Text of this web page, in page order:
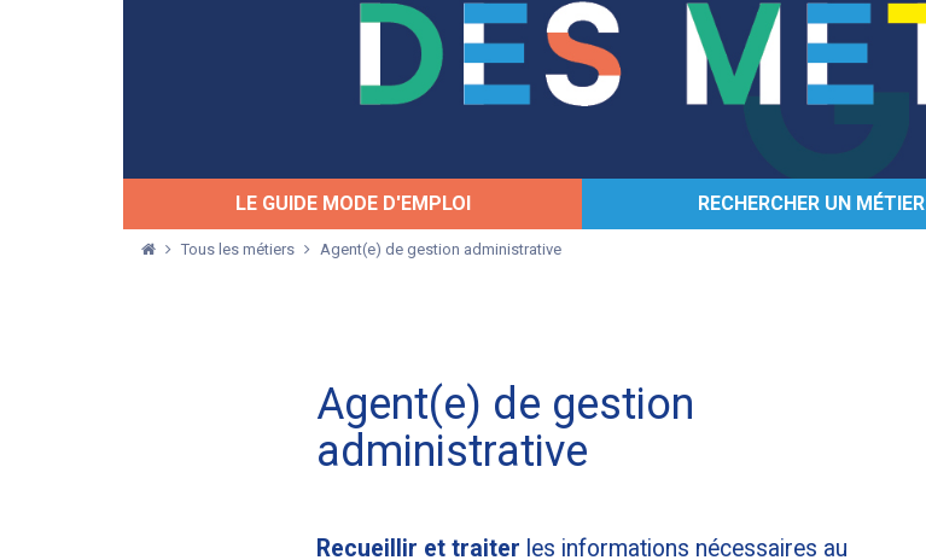
LE GUIDE MODE D'EMPLOI RECHERCHER UN MÉTIER
Tous les métiers Agent(e) de gestion administrative
Agent(e) de gestion
administrative
Recueillir et traiter les informations nécessaires au